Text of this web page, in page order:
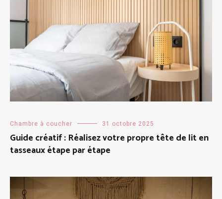
Chambre à coucher 31 octobre 2025
Guide créatif : Réalisez votre propre tête de lit en
tasseaux étape par étape